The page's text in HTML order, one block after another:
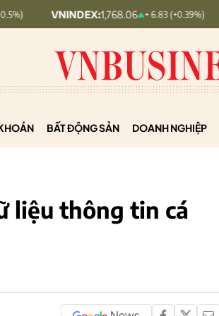
1,768.06 + 6.83 (+0.39%) HNX30:
BẤT ĐỘNG SẢN DOANH NGHIỆP
liệu thông tin cá